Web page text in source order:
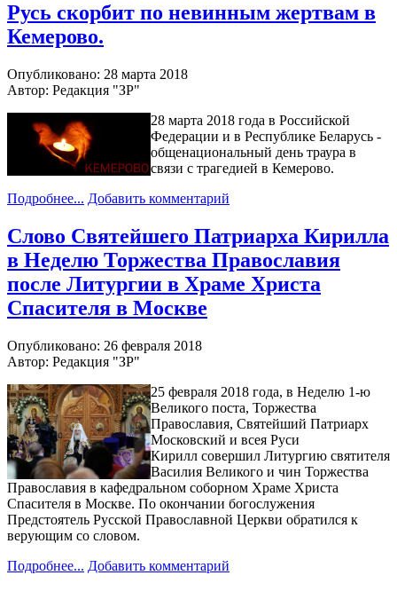
Русь скорбит по невинным жертвам в
Кемерово.
Опубликовано: 28 марта 2018
Автор: Редакция "ЗР"
28 марта 2018 года в Российской
Федерации и в Республике Беларусь -
общенациональный день траура в
связи с трагедией в Кемерово.
Подробнее... Добавить комментарий
Слово Святейшего Патриарха Кирилла
в Неделю Торжества Православия
после Литургии в Храме Христа
Спасителя в Москве
Опубликовано: 26 февраля 2018
Автор: Редакция "ЗР"
25 февраля 2018 года, в Неделю 1-ю
Великого поста, Торжества
Православия, Святейший Патриарх
Московский и всея Руси
Кирилл совершил Литургию святителя
Василия Великого и чин Торжества
Православия в кафедральном соборном Храме Христа
Спасителя в Москве. По окончании богослужения
Предстоятель Русской Православной Церкви обратился к
верующим со словом.
Подробнее... Добавить комментарий